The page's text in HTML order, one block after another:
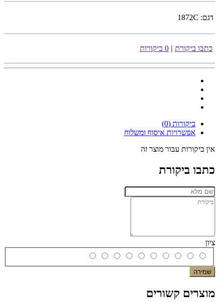
דגם: 1872C
כתבו ביקורת | 0 ביקורות
ביקורות (0)
אפשרויות איסוף ומשלוח
אין ביקורות עבור מוצר זה
כתבו ביקורת
ציון
שמירה
מוצרים קשורים